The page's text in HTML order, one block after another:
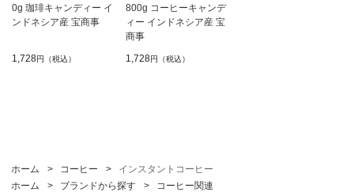
0g 珈琲キャンディー イ
ンドネシア産 宝商事
1,728円（税込）
800g コーヒーキャンデ
ィー インドネシア産 宝
商事
1,728円（税込）
ホーム > コーヒー >
インスタントコーヒー
ホーム
> ブランドから探す >
コーヒー関連